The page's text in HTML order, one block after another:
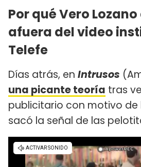
Por qué Vero
afuera del video
Telefe
Días atrás, en Intrusos
una picante teoría tras
publicitario con motivo de
sacó la señal de las